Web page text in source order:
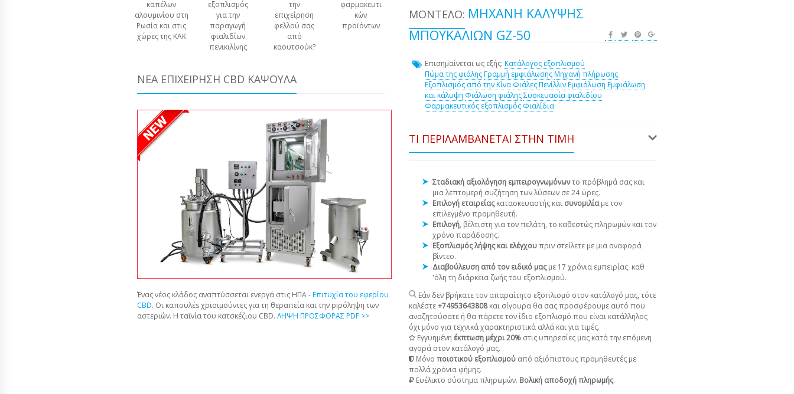
καπέλων
αλουμινίου στη
Ρωσία και στις
χώρες της ΚΑΚ
εξοπλισμός
για την
παραγωγή
φιαλιδίων
πενικιλίνης
την
επιχείρηση
φελλού σας
από
καουτσούκ?
φαρμακευτι
κών
προϊόντων
ΝΈΑ ΕΠΙΧΕΊΡΗΣΗ CBD ΚΆΨΟΥΛΑ
Ένας νέος κλάδος αναπτύσσεται ενεργά στις ΗΠΑ -Επιτυχία του εφερίου
CBD. Οι καπουλέs χρισιμούντες για τη θεραπεία και την piρόληψη των
αστεριών. Η ταϊνία του κατσκέζιου CBD. ΛΗΨΗ ΠΡΟΣΦΟΡΑΣ PDF >>
ΜΟΝΤΈΛΟ: ΜΗΧΑΝΉ ΚΑΛΥΨΉΣ
ΜΠΟΥΚΑΛΊΩΝ GZ-50
Επισημαίνεται ως εξής: Κατάλογος εξοπλισμού
Πώμα της φιάληςΓραμμή εμφιάλωσηςΜηχανή πλήρωσης
Εξοπλισμός από την Κίνα Φιάλες ΠενίλλινΕμφιάλωση Εμφιάλωση
και κάλυψη Φιάλωση φιάληςΣυσκευασία φιαλιδίου
Φαρμακευτικός εξοπλισμός Φιαλίδια
ΤΙ ΠΕΡΙΛΑΜΒΆΝΕΤΑΙ ΣΤΗΝ ΤΙΜΉ
Σταδιακή αξιολόγηση εμπειρογνωμόνωντο πρόβλημά σας και
μια λεπτομερή συζήτηση των λύσεων σε 24 ώρες.
Επιλογή εταιρείαςκατασκευαστής και συνομιλίαμε τον
επιλεγμένο προμηθευτή.
Επιλογή, βέλτιστη για τον πελάτη, το καθεστώς πληρωμών και τον
χρόνο παράδοσης.
Εξοπλισμός λήψης και ελέγχουπριν στείλετε με μια αναφορά
βίντεο.
Διαβούλευση από τον ειδικό μαςμε 17 χρόνια εμπειρίας καθ
'όλη τη διάρκεια ζωής του εξοπλισμού.
Εάν δεν βρήκατε τον απαραίτητο εξοπλισμό στον κατάλογό μας, τότε
καλέστε+74953643808και σίγουρα θα σας προσφέρουμε αυτό που
αναζητούσατε ή θα πάρετε τον ίδιο εξοπλισμό που είναι κατάλληλος
όχι μόνο για τεχνικά χαρακτηριστικά αλλά και για τιμές.
Εγγυημένη έκπτωση μέχρι 20% στις υπηρεσίες μας κατά την επόμενη
αγορά στον κατάλογό μας.
Μόνο ποιοτικού εξοπλισμού από αξιόπιστους προμηθευτές με
πολλά χρόνια φήμης.
Ευέλικτο σύστημα πληρωμών. Βολική αποδοχή πληρωμής.